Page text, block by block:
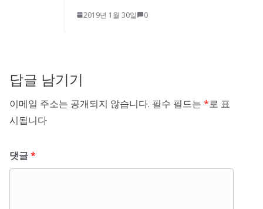
2019년 1월 30일 0
답글 남기기
이메일 주소는 공개되지 않습니다. 필수 필드는 *로 표
시됩니다
댓글*